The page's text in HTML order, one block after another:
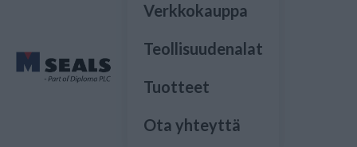
Verkkokauppa
Teollisuudenalat
Tuotteet
Ota yhteyttä